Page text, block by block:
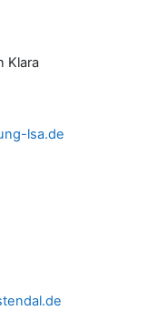
Klara
lsa.de